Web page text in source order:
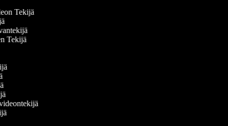
Tekijä
Tekijä